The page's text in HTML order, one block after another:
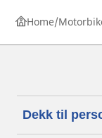
Home
Dekk til